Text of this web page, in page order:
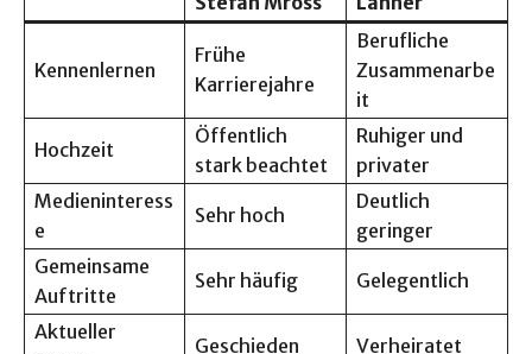
Kennenlernen
Frühe
Karrierejahre
Berufliche
Zusammenarbe
it
Hochzeit
Öffentlich
stark beachtet
Ruhiger und
privater
Medieninteress
e
Sehr hoch
Deutlich
geringer
Gemeinsame
Auftritte
Sehr häufig Gelegentlich
Aktueller
Geschieden Verheiratet